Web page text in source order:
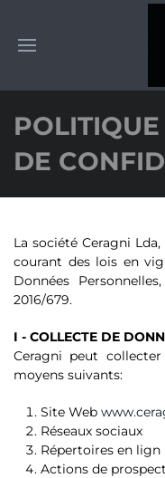
POLITIQUE
DE
La société Ceragni
courant des lois en
Données
2016/679.
I - COLLECTE DE
Ceragni peut
moyens suivants:
Site Web
Réseaux sociaux
Répertoires en lign
Actions de